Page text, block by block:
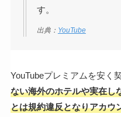
す。
出典： YouTube
YouTubeプレミアムを安く
ない海外のホテルや実在し
とは規約違反となりアカウ